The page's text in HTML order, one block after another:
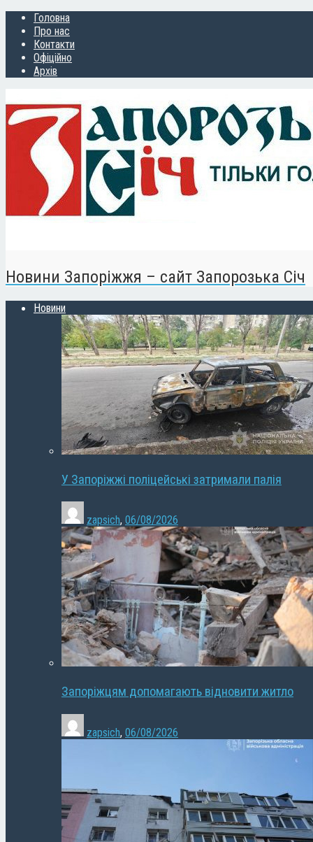
Головна
Про нас
Контакти
Офіційно
Архів
Новини Запоріжжя – сайт Запорозька Січ
Новини
У Запоріжжі поліцейські затримали палія
zapsich, 06/08/2026
Запоріжцям допомагають відновити житло
zapsich, 06/08/2026